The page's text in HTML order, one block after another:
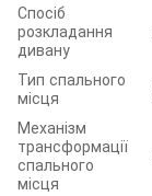
Спосіб
розкладання
дивану
Тип спального
місця
Механізм
трансформації
спального
місця